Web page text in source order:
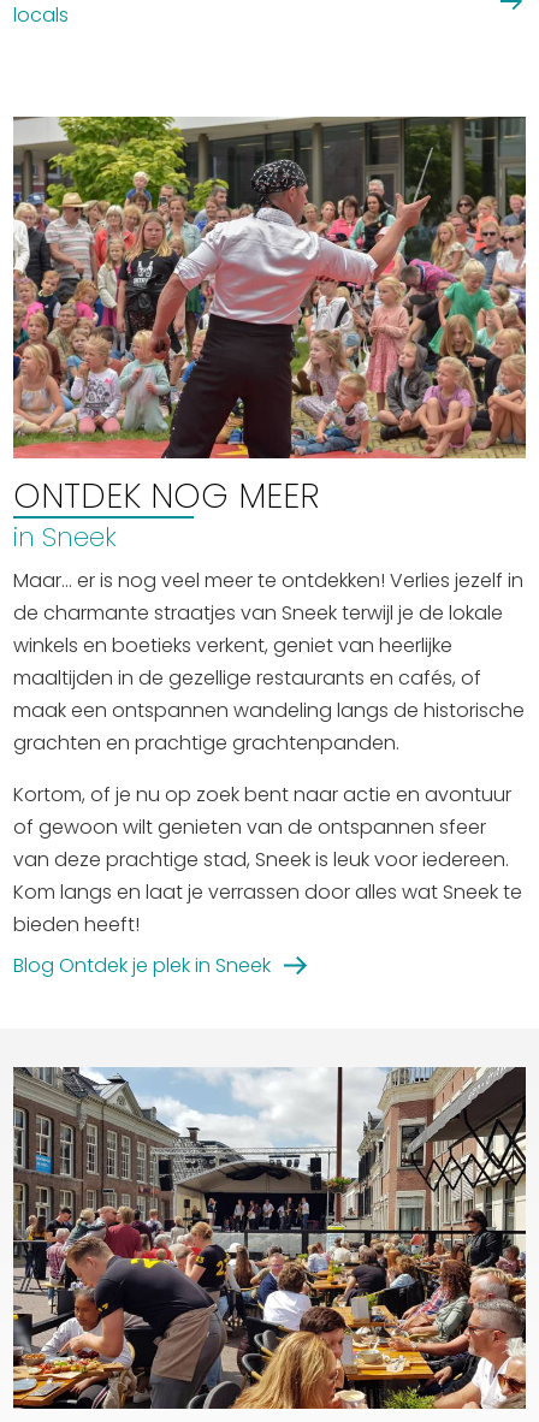
locals
ONTDEK NOG MEER
in Sneek
Maar... er is nog veel meer te ontdekken! Verlies jezelf in
de charmante straatjes van Sneek terwijl je de lokale
winkels en boetieks verkent, geniet van heerlijke
maaltijden in de gezellige restaurants en cafés, of
maak een ontspannen wandeling langs de historische
grachten en prachtige grachtenpanden.
Kortom, of je nu op zoek bent naar actie en avontuur
of gewoon wilt genieten van de ontspannen sfeer
van deze prachtige stad, Sneek is leuk voor iedereen.
Kom langs en laat je verrassen door alles wat Sneek te
bieden heeft!
Blog Ontdek je plek in Sneek